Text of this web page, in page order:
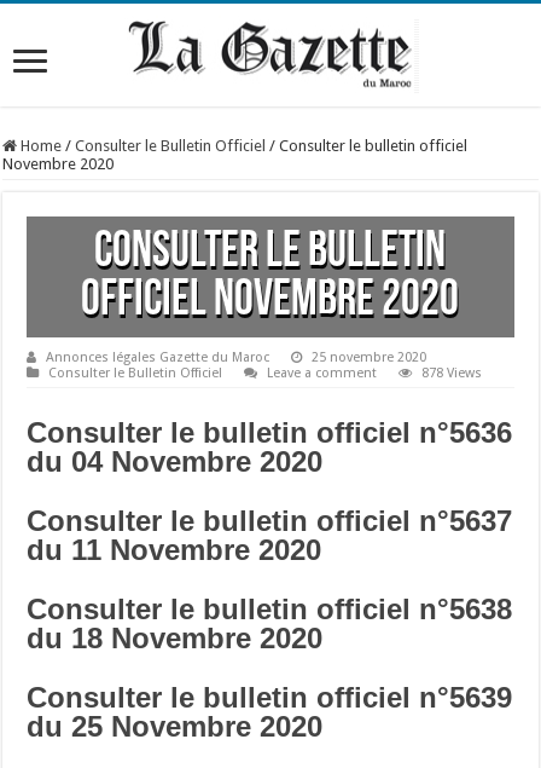
Home / Consulter le Bulletin Officiel / Consulter le bulletin officiel
Novembre 2020
Consulter le bulletin
officiel Novembre 2020
Annonces légales Gazette du Maroc
25 novembre 2020
Consulter le Bulletin Officiel
Leave a comment 878 Views
Consulter le bulletin officiel n°5636
du 04 Novembre 2020
Consulter le bulletin officiel n°5637
du 11 Novembre2020
Consulter le bulletin officiel n°5638
du 18 Novembre2020
Consulter le bulletin officiel n°5639
du 25 Novembre2020